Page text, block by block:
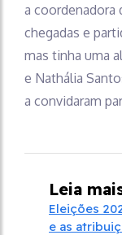
a coordenadora
chegadas e
mas tinha uma
e Nathália
a convidaram
Leia
Eleições
e as